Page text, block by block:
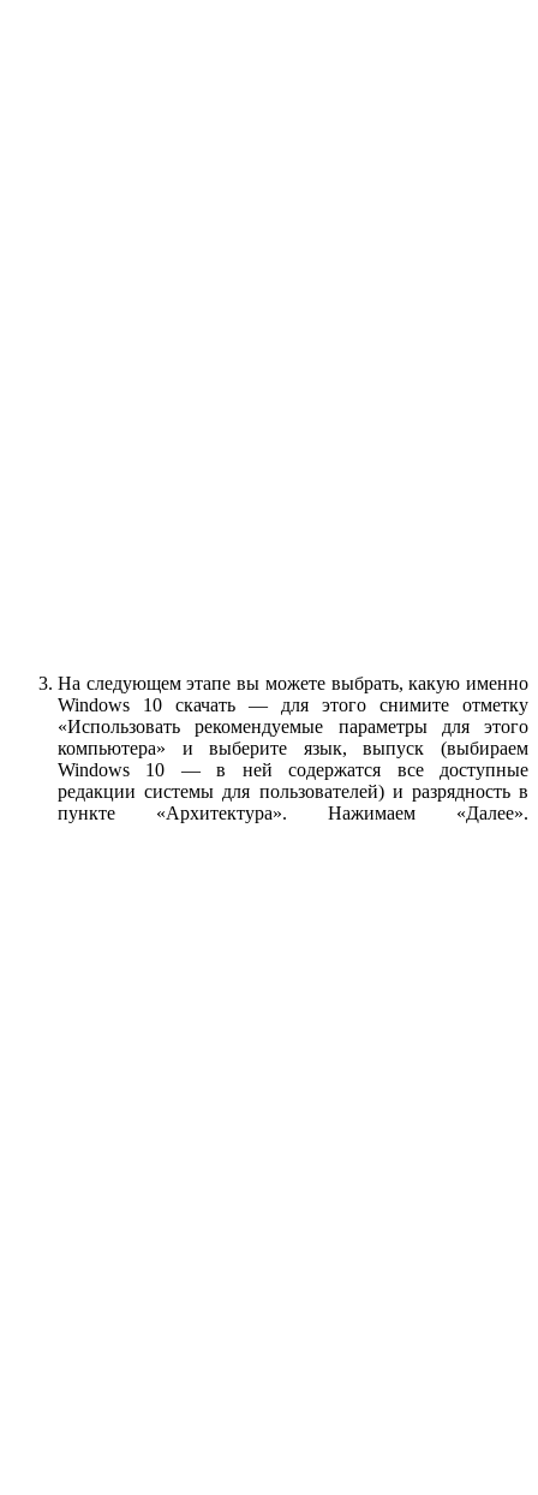
На следующем этапе вы можете выбрать, какую именно
Windows 10 скачать — для этого снимите отметку
«Использовать рекомендуемые параметры для этого
компьютера» и выберите язык, выпуск (выбираем
Windows 10 — в ней содержатся все доступные
редакции системы для пользователей) и разрядность в
пункте «Архитектура». Нажимаем «Далее».